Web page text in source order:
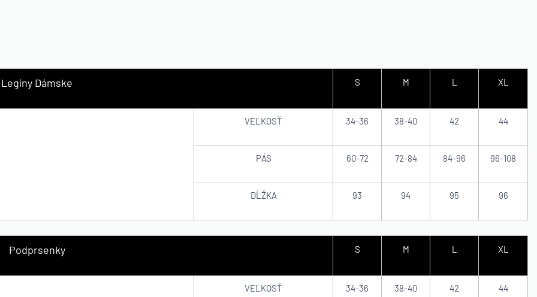
Legíny Dámske S M L XL
VEĽKOSŤ 34-36 38-40 42 44
PÁS 60-72 72-84 84-96 96-108
DĹŽKA 93 94 95 96
Podprsenky S M L XL
VEĽKOSŤ 34-36 38-40 42 44